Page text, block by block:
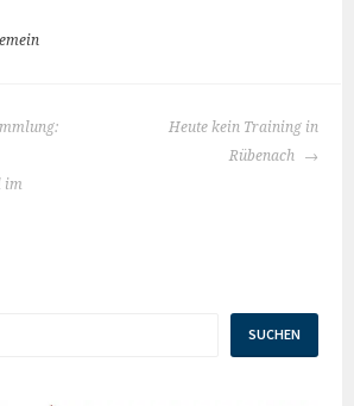
im
Heute kein Training in
Rübenach
SUCHEN